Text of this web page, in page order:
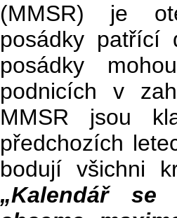
(MMSR) je
posádky
posádky
podnicích v
MMSR jsou
předchozích
bodují všichni
„Kalendář